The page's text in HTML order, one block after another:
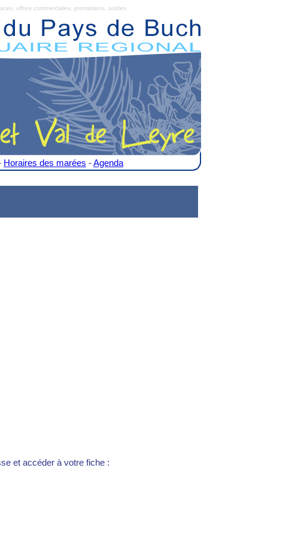
offres commerciales, promotions, soldes.
Horaires des marées -Agenda
et accéder à votre fiche :